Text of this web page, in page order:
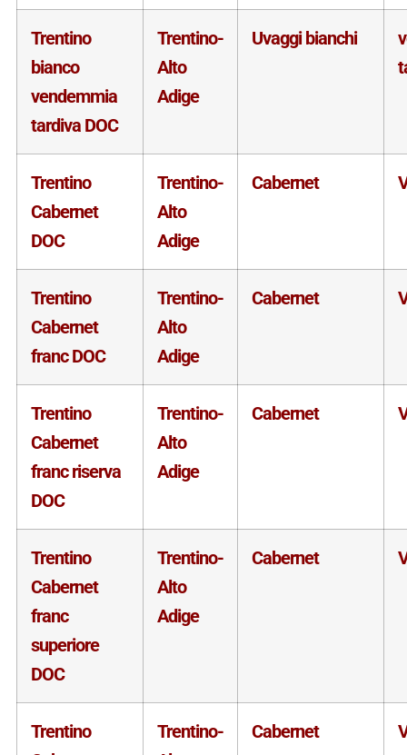
Trentino
bianco
vendemmia
tardiva DOC
Trentino-
Alto
Adige
Uvaggi bianchi
Trentino
Cabernet
DOC
Trentino-
Alto
Adige
Cabernet
Trentino
Cabernet
franc DOC
Trentino-
Alto
Adige
Cabernet
Trentino
Cabernet
franc riserva
DOC
Trentino-
Alto
Adige
Cabernet
Trentino
Cabernet
franc
superiore
DOC
Trentino-
Alto
Adige
Cabernet
Trentino
Trentino-
Cabernet